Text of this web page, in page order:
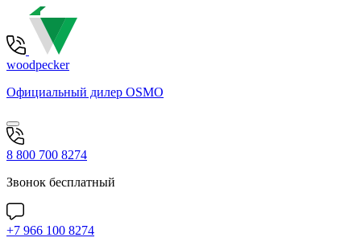
woodpecker
Официальный дилер OSMO
8 800 700 8274
Звонок бесплатный
+7 966 100 8274